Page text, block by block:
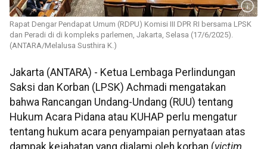
Rapat Dengar Pendapat Umum (RDPU) Komisi III DPR RI bersama LPSK
dan Peradi di di kompleks parlemen, Jakarta, Selasa (17/6/2025).
(ANTARA/Melalusa Susthira K.)
Jakarta (ANTARA) - Ketua Lembaga Perlindungan
Saksi dan Korban (LPSK) Achmadi mengatakan
bahwa Rancangan Undang-Undang (RUU) tentang
Hukum Acara Pidana atau KUHAP perlu mengatur
tentang hukum acara penyampaian pernyataan atas